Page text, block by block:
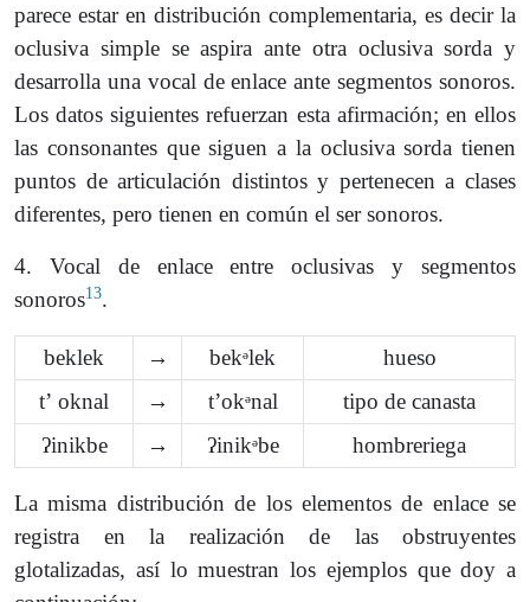
parece estar en distribución complementaria, es decir la
oclusiva simple se aspira ante otra oclusiva sorda y
desarrolla una vocal de enlace ante segmentos sonoros.
Los datos siguientes refuerzan esta afirmación; en ellos
las consonantes que siguen a la oclusiva sorda tienen
puntos de articulación distintos y pertenecen a clases
diferentes, pero tienen en común el ser sonoros.
4. Vocal de enlace entre oclusivas y segmentos
sonoros13.
beklek → bekᵊlek
hueso
tʼ oknal
→ tʼokᵊnal
tipo de canasta
ʔinikbe
→ ʔinikᵊbe hombreriega
La misma distribución de los elementos de enlace se
registra en la realización de las obstruyentes
glotalizadas, así lo muestran los ejemplos que doy a